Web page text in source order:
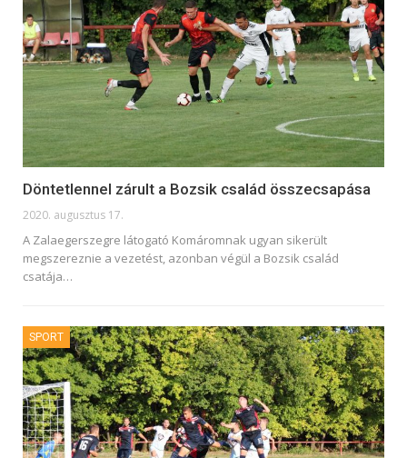
Döntetlennel zárult a Bozsik család összecsapása
2020. augusztus 17.
A Zalaegerszegre látogató Komáromnak ugyan sikerült
megszereznie a vezetést, azonban végül a Bozsik család
csatája…
SPORT